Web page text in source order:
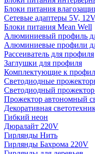
Блоки питания
Сетевые адаптеры 5V,
Блоки питания Mean Well
Алюминиевый профиль
Алюминиевые профили
Рассеиватель для профиля
Заглушки для профиля
Комплектующие к
Светодиодные
Светодиодный
Прожектор автономный
Декоративная
Гибкий неон
Дюралайт 220V
Гирлянды Нить
Гирлянды Бахрома 220V